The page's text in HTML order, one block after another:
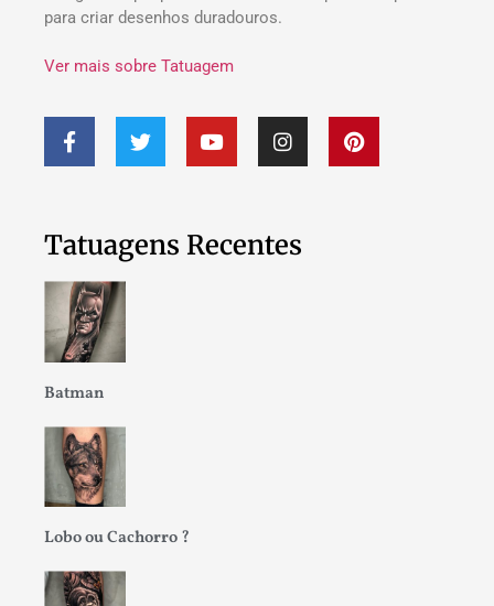
para criar desenhos duradouros.
Ver mais sobre Tatuagem
Tatuagens Recentes
Batman
Lobo ou Cachorro ?